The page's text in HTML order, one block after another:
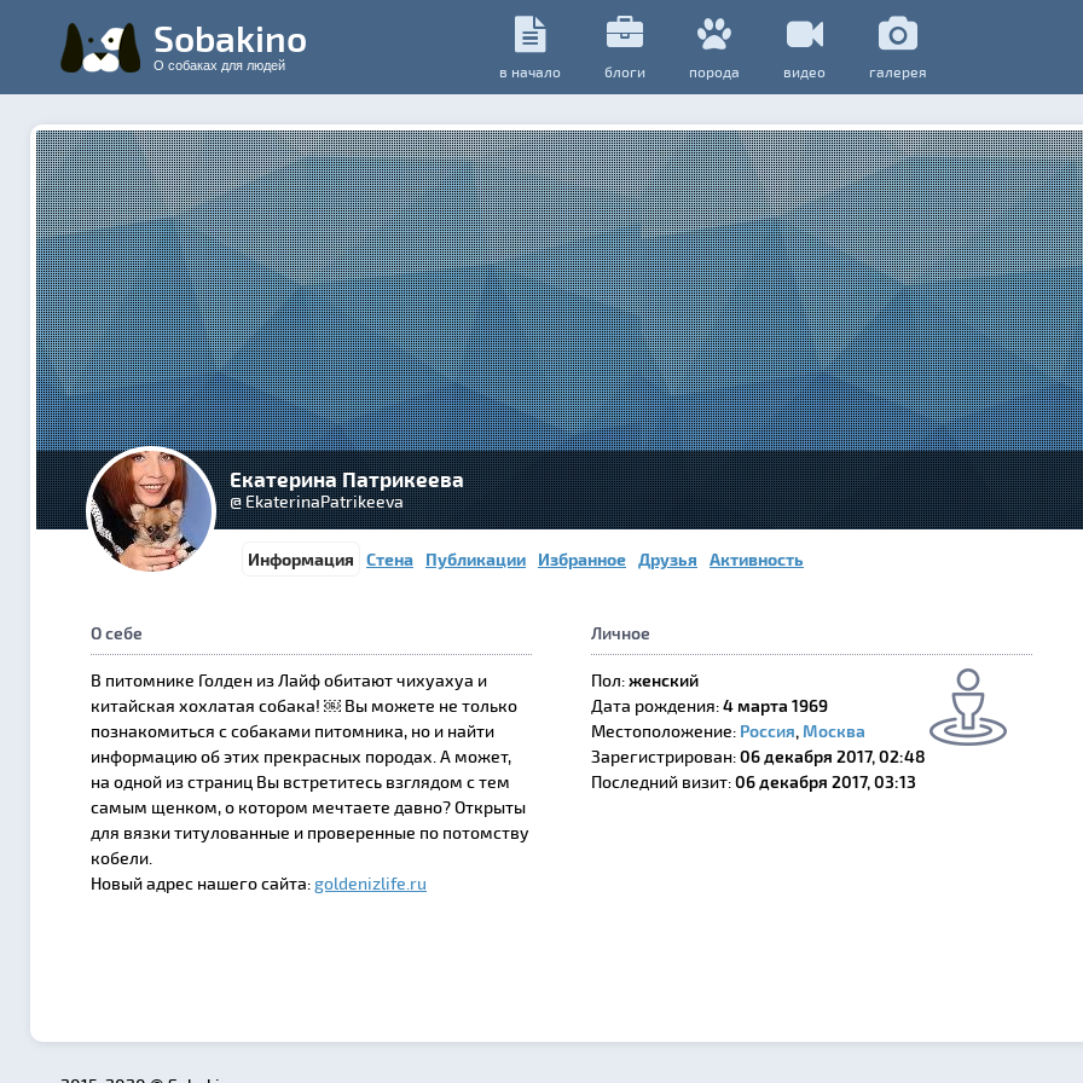
Sobakino
О собаках для людей в начало блоги порода видео галерея
Екатерина Патрикеева
@ EkaterinaPatrikeeva
Информация Стена Публикации Избранное Друзья Активность
О себе
В питомнике Голден из Лайф обитают чихуахуа и
китайская хохлатая собака! ￼ Вы можете не только
познакомиться с собаками питомника, но и найти
информацию об этих прекрасных породах. А может,
на одной из страниц Вы встретитесь взглядом с тем
самым щенком, о котором мечтаете давно? Открыты
для вязки титулованные и проверенные по потомству
кобели.
Новый адрес нашего сайта: goldenizlife.ru
Личное
Пол:женский
Дата рождения:4 марта 1969
Местоположение: Россия, Москва
Зарегистрирован:06 декабря 2017, 02:48
Последний визит:06 декабря 2017, 03:13